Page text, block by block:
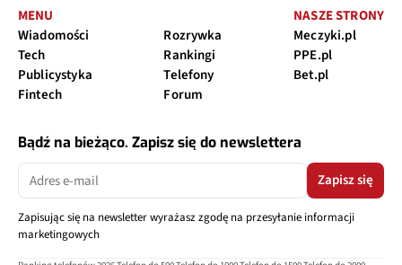
MENU
Wiadomości
Tech
Publicystyka
Fintech
Rozrywka
Rankingi
Telefony
Forum
NASZE STRONY
Meczyki.pl
PPE.pl
Bet.pl
Bądź na bieżąco. Zapisz się do newslettera
Zapisz się
Zapisując się na newsletter wyrażasz zgodę na przesyłanie informacji
marketingowych